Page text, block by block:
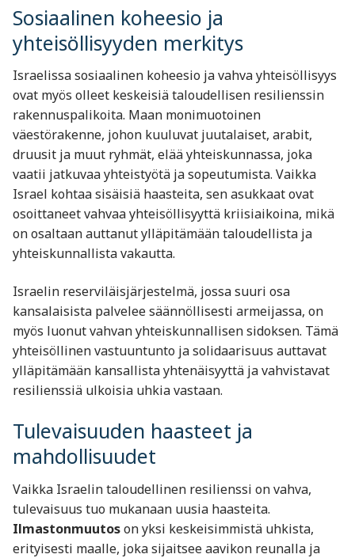
Sosiaalinen koheesio ja
yhteisöllisyyden merkitys
Israelissa sosiaalinen koheesio ja vahva yhteisöllisyys
ovat myös olleet keskeisiä taloudellisen resilienssin
rakennuspalikoita. Maan monimuotoinen
väestörakenne, johon kuuluvat juutalaiset, arabit,
druusit ja muut ryhmät, elää yhteiskunnassa, joka
vaatii jatkuvaa yhteistyötä ja sopeutumista. Vaikka
Israel kohtaa sisäisiä haasteita, sen asukkaat ovat
osoittaneet vahvaa yhteisöllisyyttä kriisiaikoina, mikä
on osaltaan auttanut ylläpitämään taloudellista ja
yhteiskunnallista vakautta.
Israelin reserviläisjärjestelmä, jossa suuri osa
kansalaisista palvelee säännöllisesti armeijassa, on
myös luonut vahvan yhteiskunnallisen sidoksen. Tämä
yhteisöllinen vastuuntunto ja solidaarisuus auttavat
ylläpitämään kansallista yhtenäisyyttä ja vahvistavat
resilienssiä ulkoisia uhkia vastaan.
Tulevaisuuden haasteet ja
mahdollisuudet
Vaikka Israelin taloudellinen resilienssi on vahva,
tulevaisuus tuo mukanaan uusia haasteita.
Ilmastonmuutoson yksi keskeisimmistä uhkista,
erityisesti maalle, joka sijaitsee aavikon reunalla ja